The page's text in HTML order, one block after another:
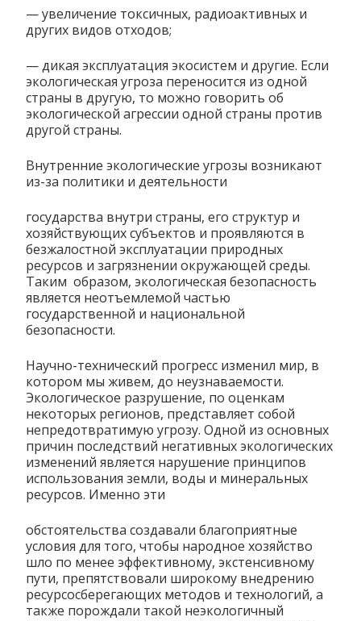
— увеличение токсичных, радиоактивных и
других видов отходов;
— дикая эксплуатация экосистем и другие. Если
экологическая угроза переносится из одной
страны в другую, то можно говорить об
экологической агрессии одной страны против
другой страны.
Внутренние экологические угрозы возникают
из-за политики и деятельности
государства внутри страны, его структур и
хозяйствующих субъектов и проявляются в
безжалостной эксплуатации природных
ресурсов и загрязнении окружающей среды.
Таким образом, экологическая безопасность
является неотъемлемой частью
государственной и национальной
безопасности.
Научно-технический прогресс изменил мир, в
котором мы живем, до неузнаваемости.
Экологическое разрушение, по оценкам
некоторых регионов, представляет собой
непредотвратимую угрозу. Одной из основных
причин последствий негативных экологических
изменений является нарушение принципов
использования земли, воды и минеральных
ресурсов. Именно эти
обстоятельства создавали благоприятные
условия для того, чтобы народное хозяйство
шло по менее эффективному, экстенсивному
пути, препятствовали широкому внедрению
ресурсосберегающих методов и технологий, а
также порождали такой неэкологичный